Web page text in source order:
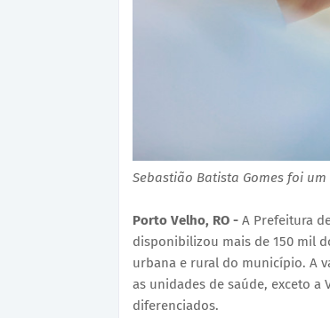
Sebastião Batista Gomes foi
Porto Velho, RO - A Prefeitura
disponibilizou mais de 150 mil
urbana e rural do município. A
as unidades de saúde, exceto a
diferenciados.